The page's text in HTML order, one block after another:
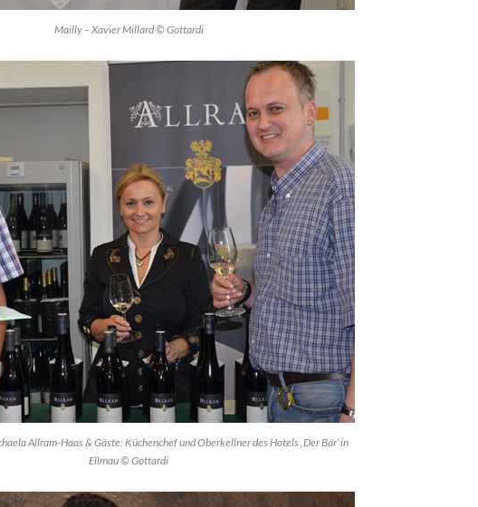
Mailly – Xavier Millard © Gottardi
Allram-Haas & Gäste: Küchenchef und Oberkellner des Hotels ‚Der Bär‘ in
Ellmau © Gottardi